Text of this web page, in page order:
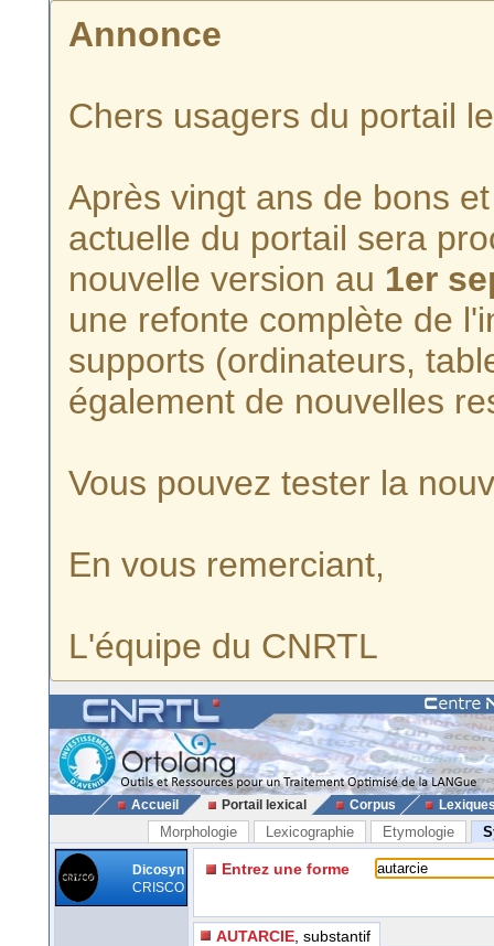
Annonce
Chers usagers du portail
Après vingt ans de bons
actuelle du portail sera
nouvelle version au 1er
une refonte complète de
supports (ordinateurs,
également de nouvelles
Vous pouvez tester la
En vous remerciant,
L'équipe du CNRTL
Accueil Portail lexical Corpus
Morphologie Lexicographie Etymologie
Dicosyn
CRISCO
Entrez une forme
AUTARCIE , substantif